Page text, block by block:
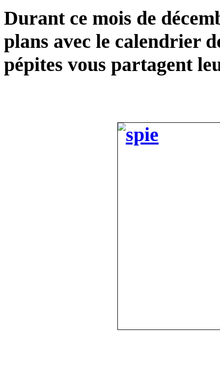
Durant ce mois de
plans avec le calendrier
pépites vous partagent